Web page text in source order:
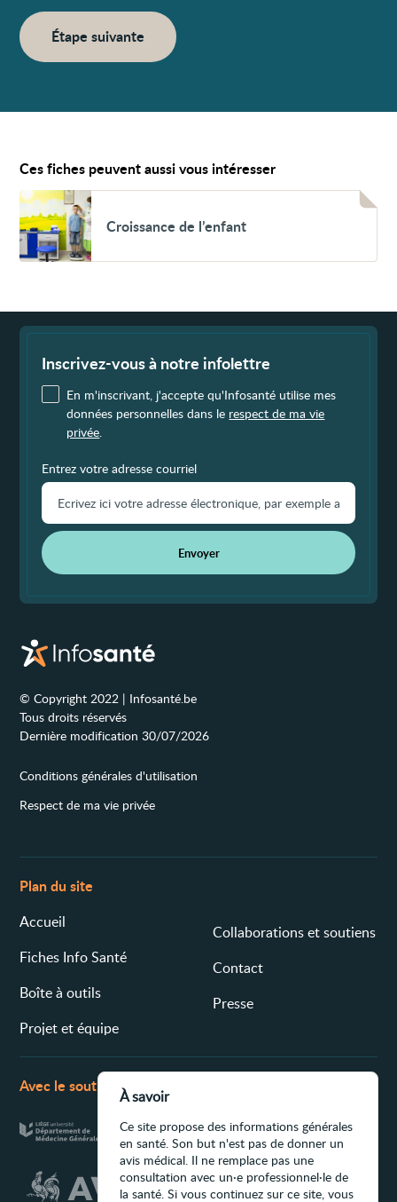
Étape suivante
Ces fiches peuvent aussi vous intéresser
Voir
Croissance
de
l’enfant
Croissance de l’enfant
Inscrivez-vous à notre infolettre
En m'inscrivant, j'accepte qu'Infosanté utilise mes
données personnelles dans le respect de ma vie
privée
Entrez votre adresse courriel
Envoyer
© Copyright 2022 | Infosanté.be
Tous droits réservés
Dernière modification 30/07/2026
Conditions générales d'utilisation
Respect de ma vie privée
Plan du site
Accueil
Fiches Info Santé
Boîte à outils
Projet et équipe
Collaborations et soutiens
Contact
Presse
Avec le soutien de
À savoir
Ce site propose des informations générales
en santé. Son but n'est pas de donner un
avis médical. Il ne remplace pas une
consultation avec un·e professionnel·le de
la santé. Si vous continuez sur ce site, vous